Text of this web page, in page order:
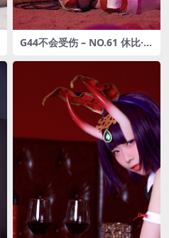
G44不会受伤 – NO.61 休比·多